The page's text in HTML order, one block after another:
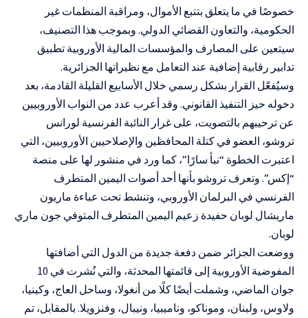
خصوصًا في ما يتعلق بتتبع الأموال، ومراقبة المنظمات غير
الحكومية، والتعاون القضائي الدولي. وبموجب هذا التصنيف،
سيتعين على المصارف والمؤسسات المالية الأوروبية تطبيق
تدابير رقابية إضافية عند التعامل مع نظيراتها الجزائرية.
وسيُفعّل القرار بشكل رسمي خلال الأسابيع القليلة القادمة، بعد
دخوله حيز التنفيذ القانوني. وقد أعرب عدد من النواب الأوروبيين
عن ترحيبهم بالتصويت، على غرار النائبة الفرنسية لورانس
تروشو، العضو في كتلة المحافظين والإصلاحيين الأوروبيين، التي
اعتبرت الخطوة “نبأ سارًا”، كما ورد في منشور لها على منصة
“إكس”. وتعرف تروشو بأنها أحد أصوات اليمين المتطرف
الفرنسي في البرلمان الأوروبي، وتنشط تحت عباءة ماريون
ماريشال لوبان حفيدة زعيم اليمين المتطرف المتوفي جون ماري
لوبان.
ووضعت الجزائر ضمن دفعة جديدة من الدول التي أضافتها
المفوضية الأوروبية إلى قائمتها المحدثة، والتي نُشرت في 10
جوان الماضي، وشملت أيضًا كلًا من أنغولا، وساحل العاج، وكينيا،
ولاوس، ولبنان، وموناكو، وناميبيا، ونيبال، وفنزويلا. بالمقابل، تم